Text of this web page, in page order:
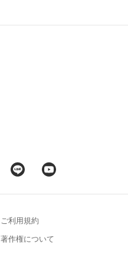
ご利用規約
著作権について